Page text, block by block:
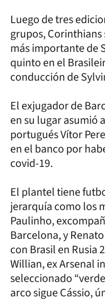
Luego de tres
grupos,
más importante de
quinto en el
conducción de
El exjugador de
en su lugar asumió
portugués Vítor
en el banco por
covid-19.
El plantel tiene
jerarquía como los
Paulinho,
Barcelona, y
con Brasil en Rusia
Willian, ex Arsenal
seleccionado
arco sigue Cássio,